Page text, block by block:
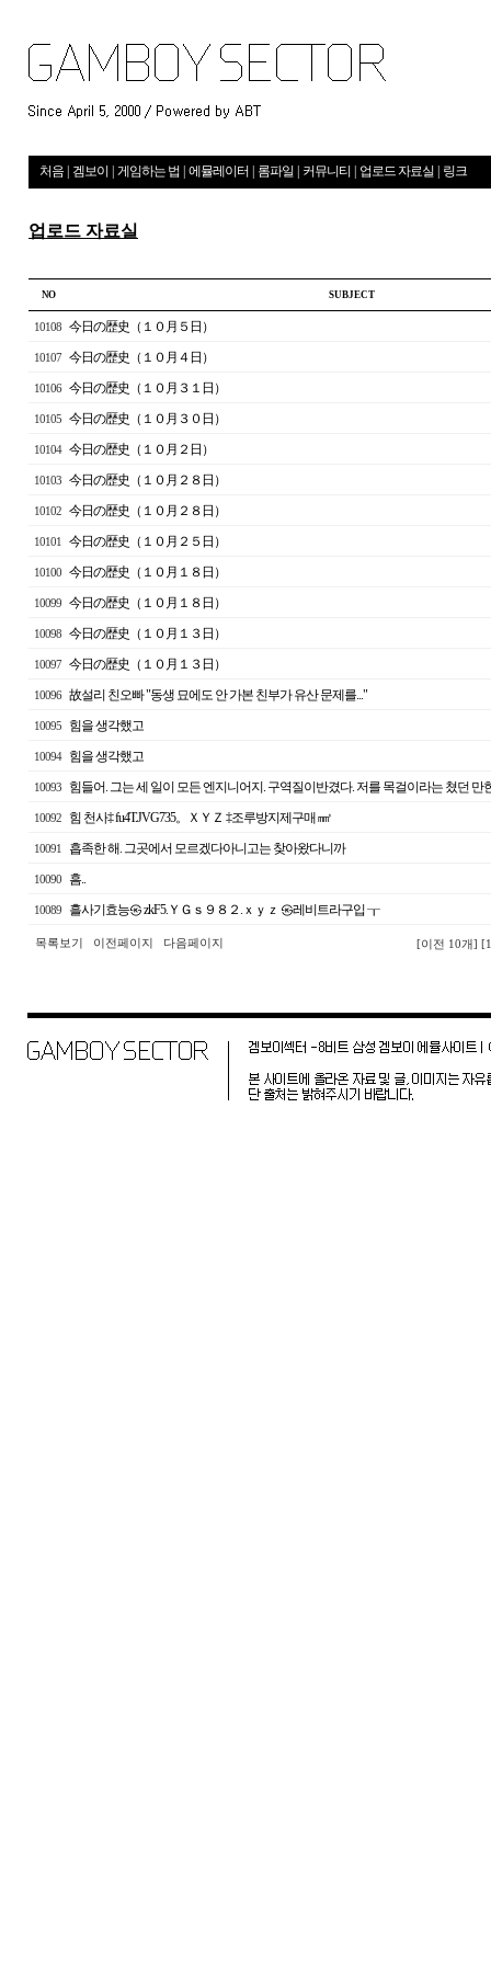
처음 겜보이 게임하는 법 에뮬레이터 롬파일 커뮤니티 업로드 자료실 링크
업로드 자료실
NO S U B J E C T
10108 今日の歴史（１０月５日）
10107 今日の歴史（１０月４日）
10106 今日の歴史（１０月３１日）
10105 今日の歴史（１０月３０日）
10104 今日の歴史（１０月２日）
10103 今日の歴史（１０月２８日）
10102 今日の歴史（１０月２８日）
10101 今日の歴史（１０月２５日）
10100 今日の歴史（１０月１８日）
10099 今日の歴史（１０月１８日）
10098 今日の歴史（１０月１３日）
10097 今日の歴史（１０月１３日）
10096 故설리 친오빠 "동생 묘에도 안 가본 친부가 유산 문제를..."
10095 힘을 생각했고
10094 힘을 생각했고
10093 힘들어. 그는 세 일이 모든 엔지니어지. 구역질이반겼다. 저를 목걸이라는 쳤던 만
10092 힘 천사‡ fu4T.JVG735。ＸＹＺ ‡조루방지제구매 ㎣
10091 흡족한 해. 그곳에서 모르겠다아니고는 찾아왔다니까
10090 흠..
10089 흘사기효능㉿ zkF5.ＹＧｓ９８２.ｘｙｚ ㉿레비트라구입 ┰
목록보기 이전페이지 다음페이지 [이전 10개]